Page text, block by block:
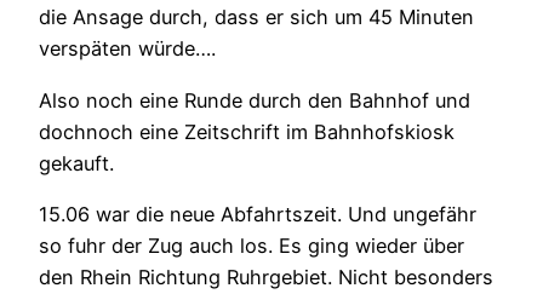
die Ansage durch, dass er sich um 45 Minuten
verspäten würde….
Also noch eine Runde durch den Bahnhof und
dochnoch eine Zeitschrift im Bahnhofskiosk
gekauft.
15.06 war die neue Abfahrtszeit. Und ungefähr
so fuhr der Zug auch los. Es ging wieder über
den Rhein Richtung Ruhrgebiet. Nicht besonders